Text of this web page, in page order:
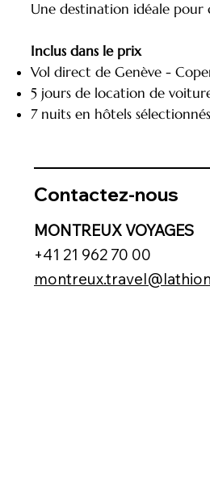
Une destination idéale
Inclus dans le prix
Vol direct de Genève -
5 jours de location de
7 nuits en hôtels
MONTREUX VOYAGES
+41 21 962 70 00
Contactez-nous